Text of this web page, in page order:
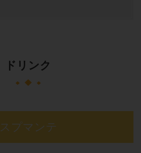
ドリンク
スプマンテ